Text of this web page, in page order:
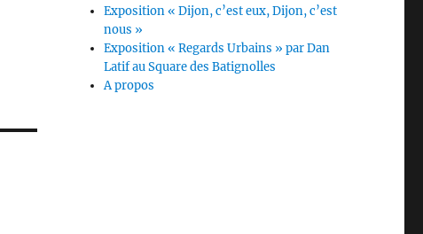
Exposition « Dijon, c’est eux, Dijon, c’est
nous »
Exposition « Regards Urbains » par Dan
Latif au Square des Batignolles
A propos